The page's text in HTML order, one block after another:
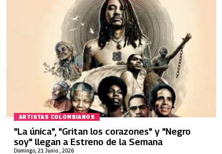
ARTISTAS COLOMBIANOS
Domingo, 21 Junio , 2026
"La única", "Gritan los corazones" y "Negro
soy" llegan a Estreno de la Semana